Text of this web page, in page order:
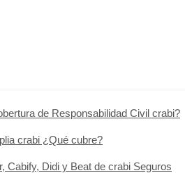
de Responsabilidad Civil crabi?
crabi ¿Qué cubre?
Cabify, Didi y Beat de crabi Seguros